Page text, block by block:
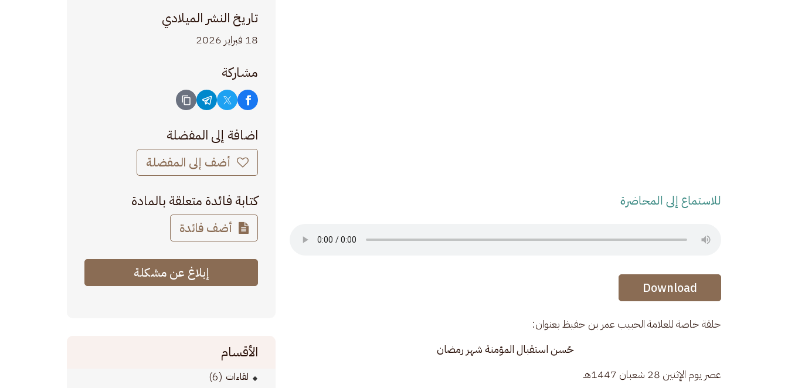
للاستماع إلى المحاضرة
Audio Stream
Audio Stream
Download
حلقة خاصة للعلامة الحبيب عمر بن حفيظ بعنوان:
حُسن استقبال المؤمنة شهر رمضان
عصر يوم الإثنين 28 شعبان 1447هـ
تاريخ النشر الميلادي
18 فبراير 2026
مشاركة
اضافة إلى المفضلة
أضف إلى المفضلة
كتابة فائدة متعلقة بالمادة
أضف فائدة
إبلاغ عن مشكلة
الأقسام
لقاءات (6)